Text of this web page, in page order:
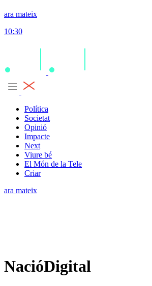
ara mateix
10:30
Política
Societat
Opinió
Impacte
Next
Viure bé
El Món de la Tele
Criar
ara mateix
NacióDigital